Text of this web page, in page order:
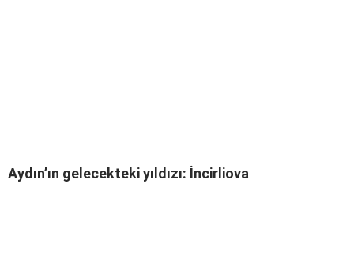
Aydın’ın gelecekteki yıldızı: İncirliova